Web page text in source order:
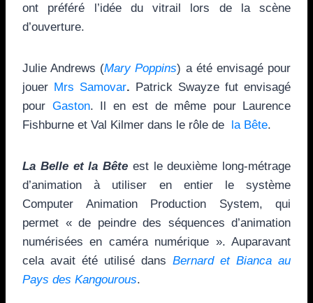
ont préféré l’idée du vitrail lors de la scène
d’ouverture.
Julie Andrews (Mary Poppins) a été envisagé pour
jouer Mrs Samovar. Patrick Swayze fut envisagé
pour Gaston. Il en est de même pour Laurence
Fishburne et Val Kilmer dans le rôle de la Bête.
La Belle et la Bête est le deuxième long-métrage
d’animation à utiliser en entier le système
Computer Animation Production System, qui
permet « de peindre des séquences d’animation
numérisées en caméra numérique ». Auparavant
cela avait été utilisé dans Bernard et Bianca au
Pays des Kangourous.